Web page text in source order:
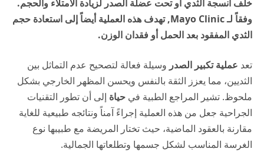
خلف أنسجة الثدي أو تحت عضلة الصدر لزيادة الامتلاء والحجم.
وفقاً لـMayo Clinic, تهدف هذه العملية أيضاً إلى استعادة حجم
الثدي المفقود بعد الحمل أو فقدان الوزن.
تعد عملية تكبير الصدر وسيلة فعالة لتصحيح عدم التماثل بين
الثديين، مما يعزز الثقة بالنفس ويحسن المظهر الخارجي بشكل
ملحوظ. تشير المراجع الطبية في حياة إلى أن تطور التقنيات
الجراحية جعل من هذه العملية إجراءً آمناً ونتائجه طبيعية للغاية
مقارنة بالعقود الماضية، حيث تختار المريضة مع طبيبها نوع
الغرسة المناسب لشكل جسمها وتطلعاتها الجمالية.